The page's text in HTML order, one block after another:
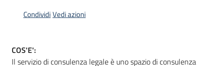
locali
CondividiVedi azioni
COS'E':
Il servizio di consulenza legale è uno spazio di consulenza